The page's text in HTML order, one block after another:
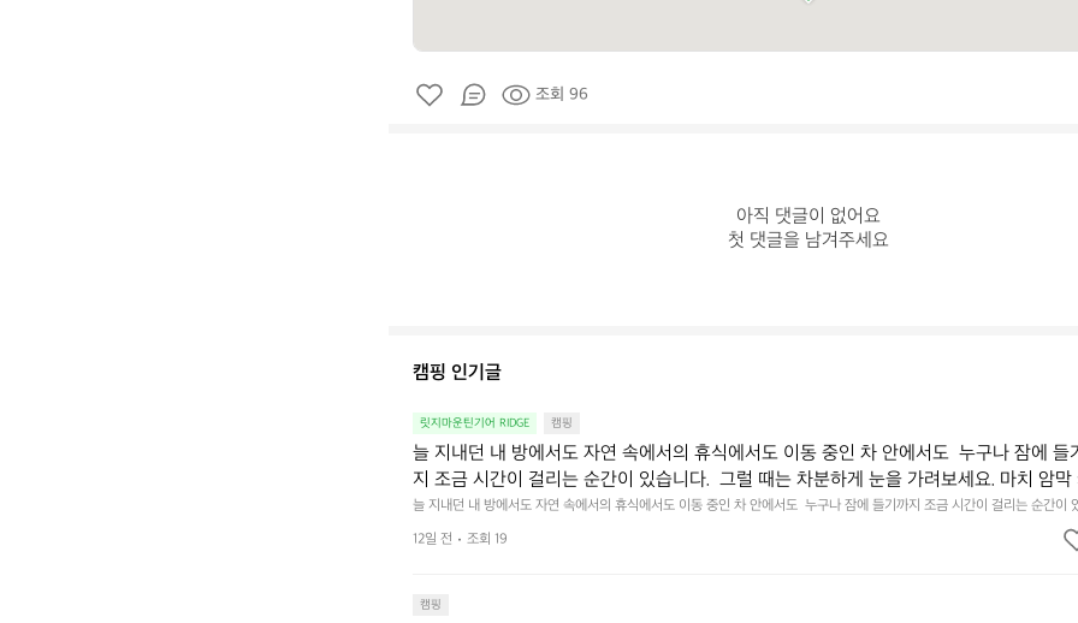
조회 96
아직 댓글이 없어요
첫 댓글을 남겨주세요
캠핑 인기글
릿지마운틴기어 RIDGE 캠핑
늘 지내던 내 방에서도 자연 속에서의 휴식에서도 이동 중인 차 안에서도  누구나 잠에 들
지 조금 시간이 걸리는 순간이 있습니다.  그럴 때는 차분하게 눈을 가려보세요. 마치 암막
을 조용히 내리듯이.  Polartec® Wind Pro™의 온기가 눈가를 포근히 감싸줍니다.  차가운
를 차단하고, 얼굴에 밀착하여 빛을 막아줍니다.  이 슬립 웜을 쓰는 것만으로 그곳은 나만
늘 지내던 내 방에서도 자연 속에서의 휴식에서도 이동 중인 차 안에서도  누구나 잠에 들기까지 조금 시간이 걸리는 순간이
다.  그럴 때는 차분하게 눈을 가려보세요. 마치 암막 커튼을 조용히 내리듯이.  Polartec® Wind Pro™의 온기가 눈가를 포
줍니다.  차가운 공기를 차단하고, 얼굴에 밀착하여 빛을 막아줍니다.  이 슬립 웜을 쓰는 것만으로 그곳은 나만의 밤이 됩니
12일 전 조회 19
캠핑